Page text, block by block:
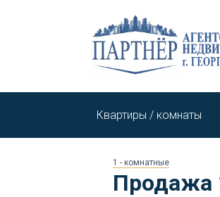
Квартиры / комнаты
1 - комнатные
Продажа